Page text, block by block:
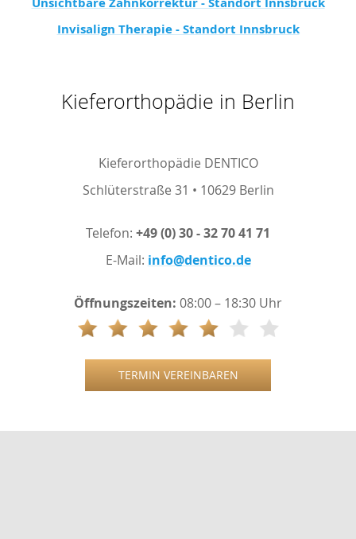
Invisalign Therapie - Standort Innsbruck
Kieferorthopädie in Berlin
Kieferorthopädie DENTICO
Schlüterstraße 31 • 10629 Berlin
Telefon: +49 (0) 30 - 32 70 41 71
E-Mail: info@dentico.de
Öffnungszeiten: 08:00 – 18:30 Uhr
TERMIN VEREINBAREN